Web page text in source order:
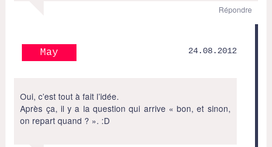
Répondre
May 24.08.2012
Oui, c’est tout à fait l’idée.
Après ça, il y a la question qui arrive « bon, et sinon,
on repart quand ? ». :D